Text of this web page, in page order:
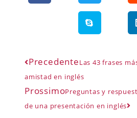
PrecedenteLas 43 frases
amistad en inglés
ProssimoPreguntas y
de una presentación en inglés